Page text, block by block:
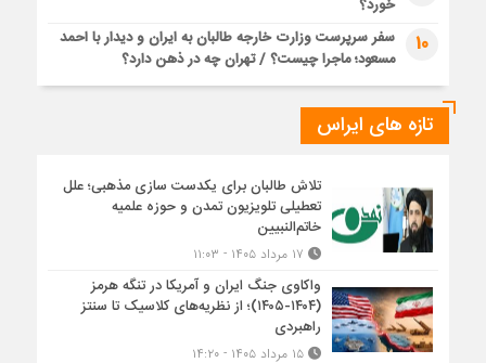
خورد؟
10
سفر سرپرست وزارت خارجه طالبان به ایران و دیدار با احمد
مسعود؛ ماجرا چیست؟ / تهران چه در ذهن دارد؟
تازه های ایراس
تلاش طالبان برای یکدست سازی مذهبی؛ علل
تعطیلی تلویزیون تمدن و حوزه علمیه
خاتم‌النبیین
واکاوی جنگ ایران و آمریکا در تنگه هرمز
(۱۴۰۴-۱۴۰۵)؛ از نظریه‌های کلاسیک تا سنتز
راهبردی
۱۵ مرداد ۱۴۰۵ - ۱۴:۲۰